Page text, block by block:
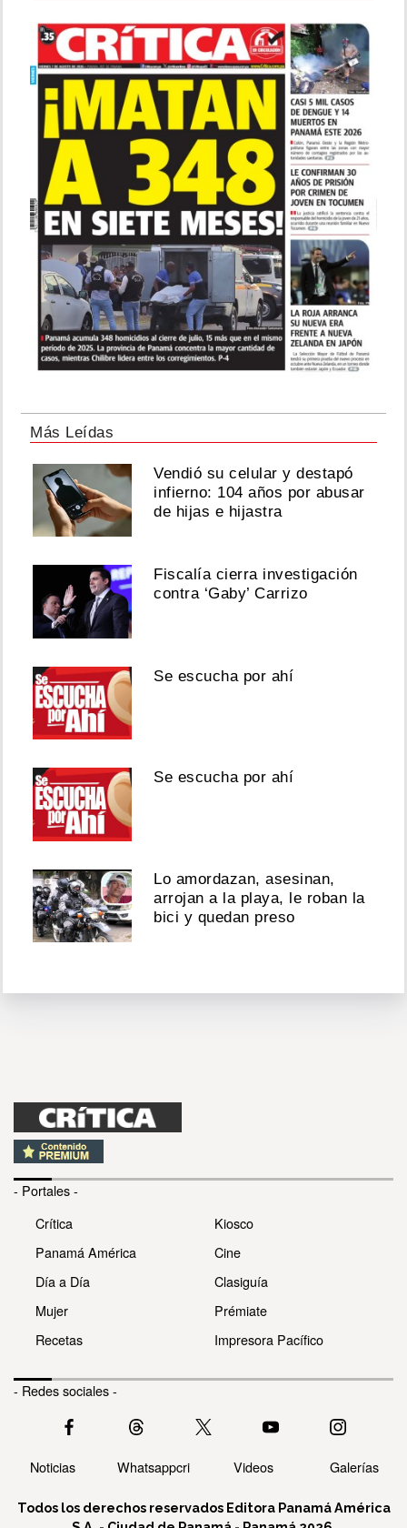
Más Leídas
Vendió su celular y destapó
infierno: 104 años por abusar
de hijas e hijastra
Fiscalía cierra investigación
contra ‘Gaby’ Carrizo
Se escucha por ahí
Se escucha por ahí
Lo amordazan, asesinan,
arrojan a la playa, le roban la
bici y quedan preso
- Portales -
Crítica
Panamá América
Día a Día
Mujer
Recetas
Kiosco
Cine
Clasiguía
Prémiate
Impresora Pacífico
- Redes sociales -
Noticias Whatsappcri Videos Galerías
Todos los derechos reservados Editora Panamá América